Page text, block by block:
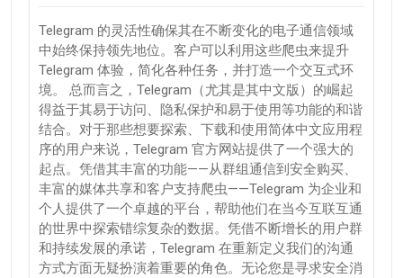
Telegram 的灵活性确保其在不断变化的电子通信领域
中始终保持领先地位。客户可以利用这些爬虫来提升
Telegram 体验，简化各种任务，并打造一个交互式环
境。 总而言之，Telegram（尤其是其中文版）的崛起
得益于其易于访问、隐私保护和易于使用等功能的和谐
结合。对于那些想要探索、下载和使用简体中文应用程
序的用户来说，Telegram 官方网站提供了一个强大的
起点。凭借其丰富的功能——从群组通信到安全购买、
丰富的媒体共享和客户支持爬虫——Telegram 为企业和
个人提供了一个卓越的平台，帮助他们在当今互联互通
的世界中探索错综复杂的数据。凭借不断增长的用户群
和持续发展的承诺，Telegram 在重新定义我们的沟通
方式方面无疑扮演着重要的角色。无论您是寻求安全消